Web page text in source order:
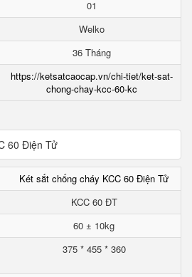
01
Welko
36 Tháng
https://ketsatcaocap.vn/chi-tiet/ket-sat-
chong-chay-kcc-60-kc
Két sắt chống cháy KCC 60 Điện Tử
KCC 60 ĐT
60 ± 10kg
375 * 455 * 360